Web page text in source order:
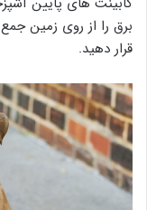
برق را از روی زمین
قرار دهید.